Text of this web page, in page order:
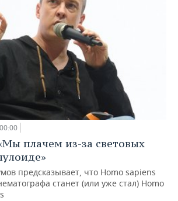
плачем из-за световых
предсказывает, что Homo sapiens
станет (или уже стал) Homo